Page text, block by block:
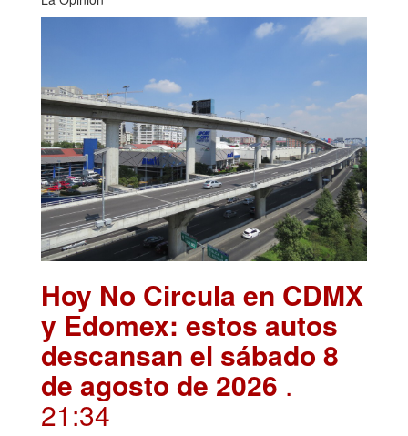
Hoy No Circula en CDMX
y Edomex: estos autos
descansan el sábado 8
de agosto de 2026 .
21:34